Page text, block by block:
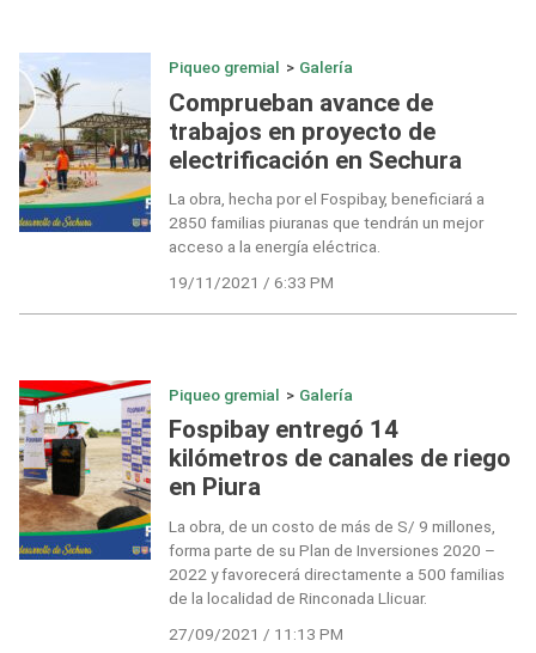
Piqueo gremial > Galería
Comprueban avance de
trabajos en proyecto de
electrificación en Sechura
La obra, hecha por el Fospibay, beneficiará a
2850 familias piuranas que tendrán un mejor
acceso a la energía eléctrica.
19/11/2021 / 6:33 PM
Piqueo gremial > Galería
Fospibay entregó 14
kilómetros de canales de riego
en Piura
La obra, de un costo de más de S/ 9 millones,
forma parte de su Plan de Inversiones 2020 –
2022 y favorecerá directamente a 500 familias
de la localidad de Rinconada Llicuar.
27/09/2021 / 11:13 PM